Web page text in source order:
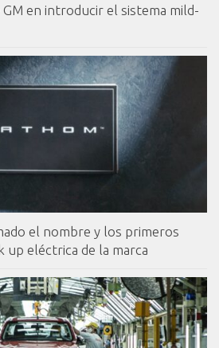
en introducir el sistema mild-
el nombre y los primeros
up eléctrica de la marca